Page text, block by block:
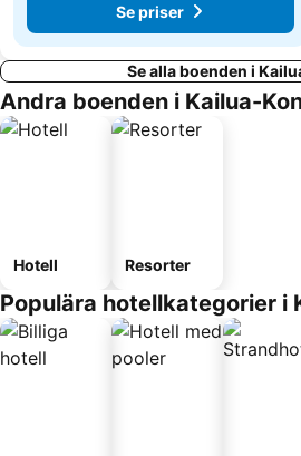
Se priser
Se alla boenden i
Andra boenden i Kailua-
Hotell Resorter
Populära hotellkategorier i